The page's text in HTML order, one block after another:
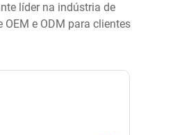
líder na indústria de
e ODM para clientes